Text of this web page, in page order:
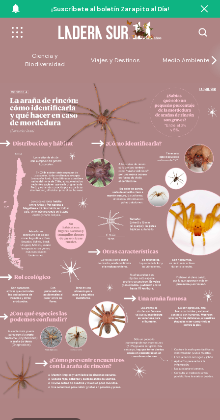
¡Suscríbete al boletín Zarapito al Día!
Ciencia y
Biodiversidad
Viajes y Destinos Medio Ambiente